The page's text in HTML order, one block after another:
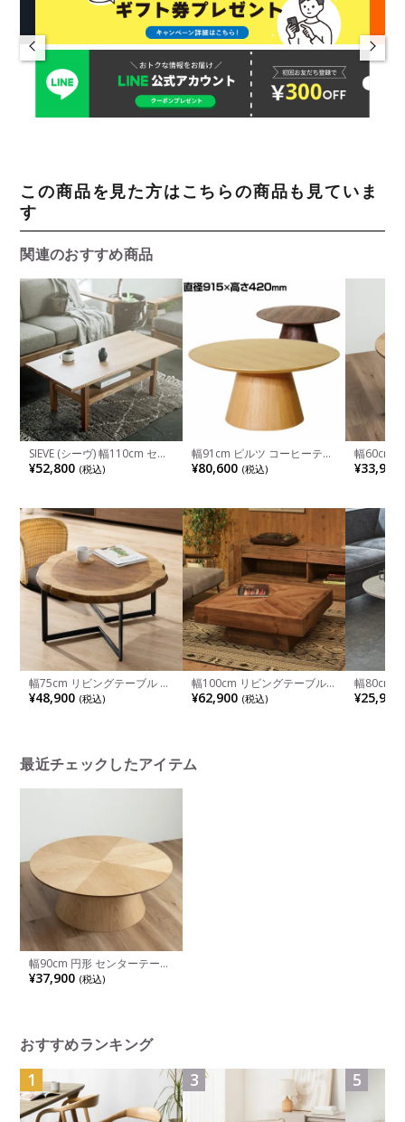
この商品を見た方はこちらの商品も見ていま
す
関連のおすすめ商品
SIEVE (シーヴ) 幅110cm セン
ターテーブル スタンド 木製
ローテーブル リビングテーブ
北欧
¥52,800 (税込)
幅91cm ピルツ コーヒーテー
ブル スカンディナヴィアデザ
イン 木製 丸天板 一本脚 ロー
¥80,600 (税込)
幅60cm
ル 木製
材 ウォー
れ 北欧
¥33,900
幅75cm リビングテーブル 木
製 天然木 マンゴーウッド ス
チール脚 円形 丸テーブル セ
¥48,900 (税込)
幅100cm リビングテーブル
木製 天然木 パイン材 古材 セ
ンターテーブル 正方形 ロー
¥62,900 (税込)
幅80cm
ル 丸型
目調 ロー
¥25,900
最近チェックしたアイテム
幅90cm 円形 センターテーブ
ル 木製 ヘリンボーン オーク
材 ウォールナット材 天然木
¥37,900 (税込)
おすすめランキング
1 3 5